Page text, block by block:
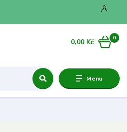
Menu
0
0,00 Kč